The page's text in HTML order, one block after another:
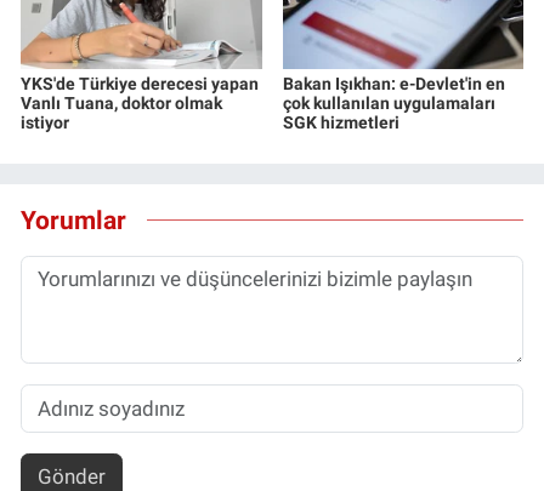
YKS'de Türkiye derecesi yapan
Vanlı Tuana, doktor olmak
istiyor
Bakan Işıkhan: e-Devlet'in en
çok kullanılan uygulamaları
SGK hizmetleri
Yorumlar
Gönder